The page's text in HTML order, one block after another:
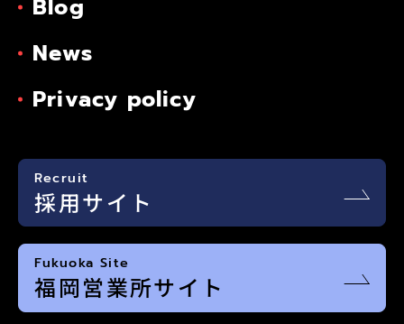
Blog
News
Privacy policy
Recruit
採用サイト
Fukuoka Site
福岡営業所サイト